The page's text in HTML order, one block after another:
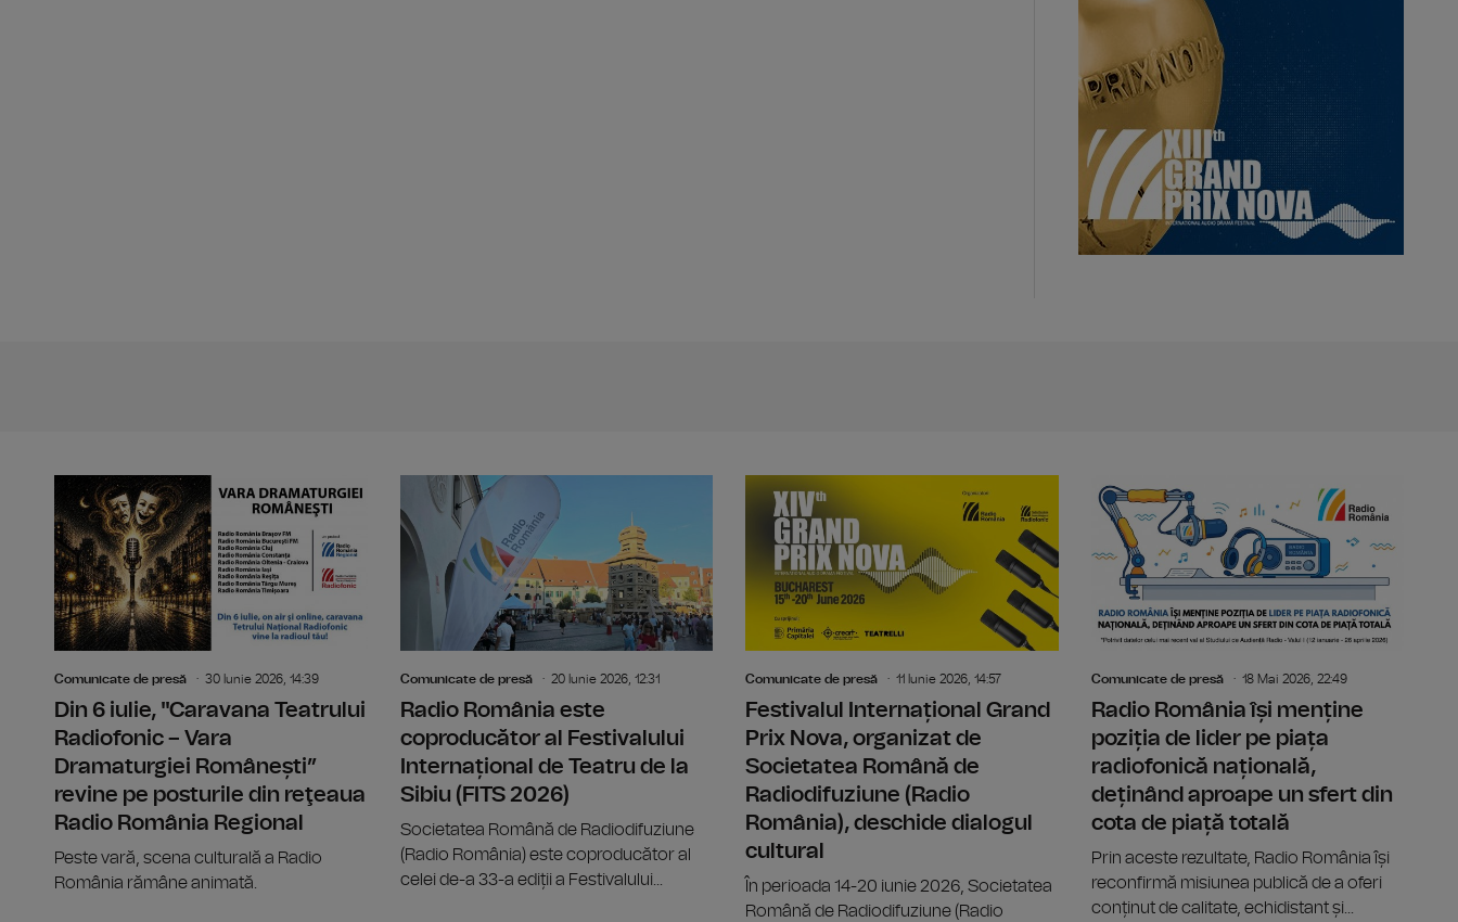
Comunicate de presă 30 Iunie 2026, 14:39
Din 6 iulie, "Caravana Teatrului
Radiofonic – Vara
Dramaturgiei Românești”
revine pe posturile din reţeaua
Radio România Regional
Peste vară, scena culturală a Radio
România rămâne animată.
Din 6 iulie, "Caravana Teatrului Radiofonic – Vara Dramaturgiei Românești” revine pe posturile din
Comunicate de presă 20 Iunie 2026, 12:31
Radio România este
coproducător al Festivalului
Internațional de Teatru de la
Sibiu (FITS 2026)
Societatea Română de Radiodifuziune
(Radio România) este coproducător al
celei de-a 33-a ediții a Festivalului...
Radio România este coproducător al Festivalului
Comunicate de presă 11 Iunie 2026, 14:57
Festivalul Internațional Grand
Prix Nova, organizat de
Societatea Română de
Radiodifuziune (Radio
România), deschide dialogul
cultural
În perioada 14-20 iunie 2026, Societatea
Română de Radiodifuziune (Radio
Comunicate de presă 18 Mai 2026, 22:49
Radio România își menține
poziția de lider pe piața
radiofonică națională,
deținând aproape un sfert din
cota de piață totală
Prin aceste rezultate, Radio România își
reconfirmă misiunea publică de a oferi
conținut de calitate, echidistant și...